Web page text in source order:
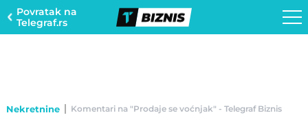
Povratak na
Telegraf.rs
Nekretnine Komentari na "Prodaje se voćnjak" - Telegraf Biznis